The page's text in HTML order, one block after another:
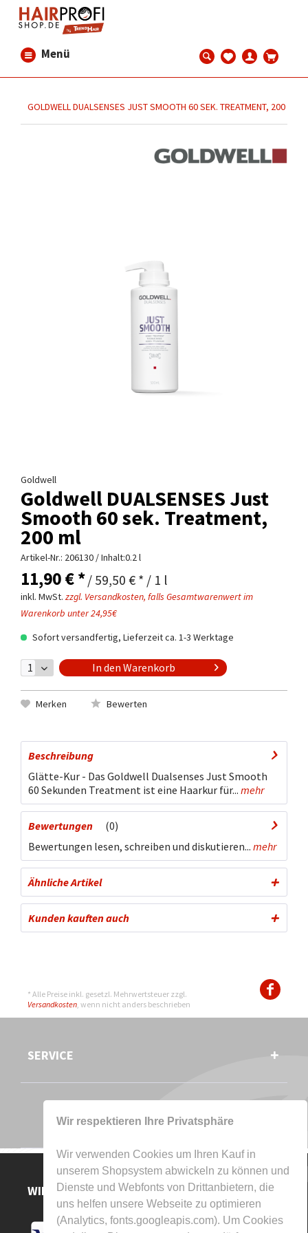
Wir respektieren Ihre Privatsphäre
Wir verwenden Cookies um Ihren Kauf in
unserem Shopsystem abwickeln zu können und
Dienste und Webfonts von Drittanbietern, die
uns helfen unsere Webseite zu optimieren
(Analytics, fonts.googleapis.com). Um Cookies
Menü
GOLDWELL DUALSENSES JUST SMOOTH 60 SEK. TREATMENT, 200 ML
Goldwell
Goldwell DUALSENSES Just
Smooth 60 sek. Treatment,
200 ml
Artikel-Nr.: 206130 / Inhalt:0.2 l
11,90 € */ 59,50 € * / 1 l
inkl. MwSt. zzgl. Versandkosten, falls Gesamtwarenwert im
Warenkorb unter 24,95€
Sofort versandfertig, Lieferzeit ca. 1-3 Werktage
In den Warenkorb
Merken Bewerten
Beschreibung
Glätte-Kur - Das Goldwell Dualsenses Just Smooth
60 Sekunden Treatment ist eine Haarkur für... mehr
Bewertungen
0
Bewertungen lesen, schreiben und diskutieren... mehr
Ähnliche Artikel
Kunden kauften auch
* Alle Preise inkl. gesetzl. Mehrwertsteuer zzgl.
Versandkosten , wenn nicht anders beschrieben
SERVICE
WIR AKZEPTIEREN